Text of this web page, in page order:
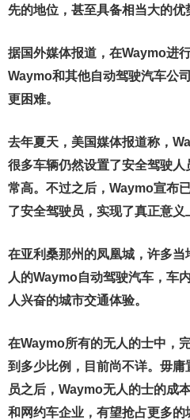
先的地位，甚至具备相当大的优
据国外媒体报道，在Waymo进
Waymo和其他自动驾驶汽车公
更困难。
去年夏天，美国媒体报道称，
很多车辆仍然设置了安全驾驶
常高。不过之后，Waymo宣布
了安全驾驶员，实现了真正意义
在亚利桑那州的凤凰城，许多
人的Waymo自动驾驶汽车，车
人兴奋的城市交通体验。
在Waymo所有的无人的士中，
到多少比例，目前尚不详。毋
员之后，Waymo无人的士的成
和网约车企业，有望抢占更多的